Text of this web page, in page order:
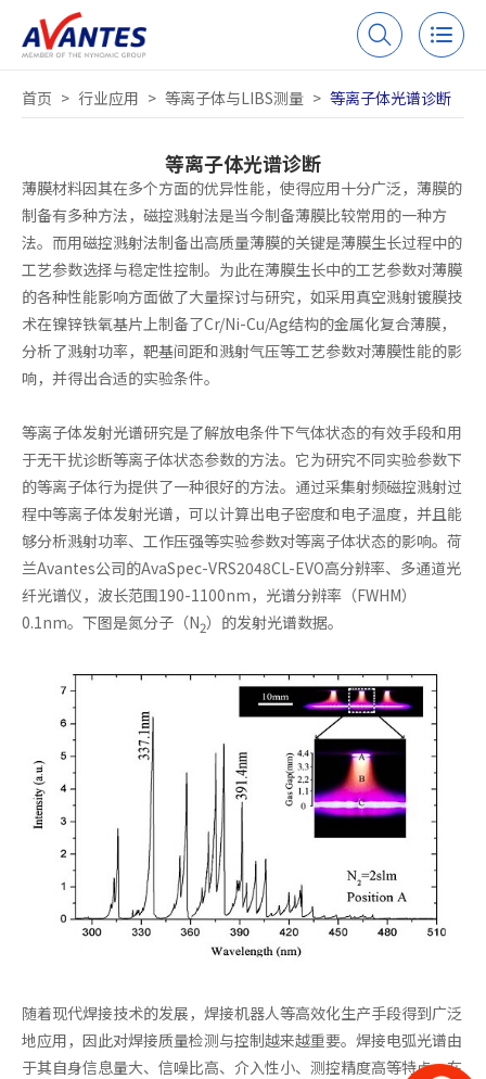
首页 > 行业应用 > 等离子体与LIBS测量 > 等离子体光谱诊断
等离子体光谱诊断
薄膜材料因其在多个方面的优异性能，使得应用十分广泛，薄膜的
制备有多种方法，磁控溅射法是当今制备薄膜比较常用的一种方
法。而用磁控溅射法制备出高质量薄膜的关键是薄膜生长过程中的
工艺参数选择与稳定性控制。为此在薄膜生长中的工艺参数对薄膜
的各种性能影响方面做了大量探讨与研究，如采用真空溅射镀膜技
术在镍锌铁氧基片上制备了Cr/Ni-Cu/Ag结构的金属化复合薄膜，
分析了溅射功率，靶基间距和溅射气压等工艺参数对薄膜性能的影
响，并得出合适的实验条件。
等离子体发射光谱研究是了解放电条件下气体状态的有效手段和用
于无干扰诊断等离子体状态参数的方法。它为研究不同实验参数下
的等离子体行为提供了一种很好的方法。通过采集射频磁控溅射过
程中等离子体发射光谱，可以计算出电子密度和电子温度，并且能
够分析溅射功率、工作压强等实验参数对等离子体状态的影响。荷
兰Avantes公司的AvaSpec-VRS2048CL-EVO高分辨率、多通道光
纤光谱仪，波长范围190-1100nm，光谱分辨率（FWHM）
0.1nm。下图是氮分子（N2）的发射光谱数据。
随着现代焊接技术的发展，焊接机器人等高效化生产手段得到广泛
地应用，因此对焊接质量检测与控制越来越重要。焊接电弧光谱由
于其自身信息量大、信噪比高、介入性小、测控精度高等特点，在